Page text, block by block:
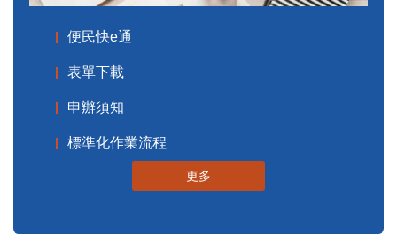
便民快e通
表單下載
申辦須知
標準化作業流程
更多